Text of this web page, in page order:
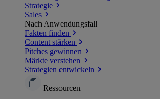
Strategie
Sales
Nach Anwendungsfall
Fakten finden
Content stärken
Pitches gewinnen
Märkte verstehen
Strategien entwickeln
Ressourcen